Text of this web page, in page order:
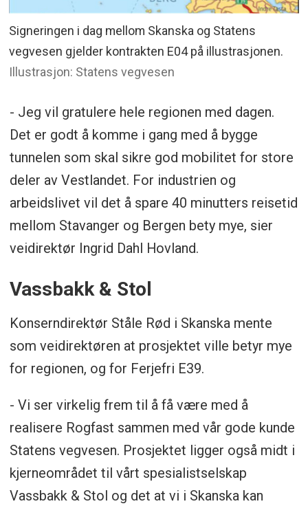
Signeringen i dag mellom Skanska og Statens
vegvesen gjelder kontrakten E04 på illustrasjonen.
Illustrasjon: Statens vegvesen
- Jeg vil gratulere hele regionen med dagen.
Det er godt å komme i gang med å bygge
tunnelen som skal sikre god mobilitet for store
deler av Vestlandet. For industrien og
arbeidslivet vil det å spare 40 minutters reisetid
mellom Stavanger og Bergen bety mye, sier
veidirektør Ingrid Dahl Hovland.
Vassbakk & Stol
Konserndirektør Ståle Rød i Skanska mente
som veidirektøren at prosjektet ville betyr mye
for regionen, og for Ferjefri E39.
- Vi ser virkelig frem til å få være med å
realisere Rogfast sammen med vår gode kunde
Statens vegvesen. Prosjektet ligger også midt i
kjerneområdet til vårt spesialistselskap
Vassbakk & Stol og det at vi i Skanska kan